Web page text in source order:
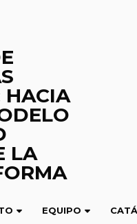
HACIA
LA
EQUIPO